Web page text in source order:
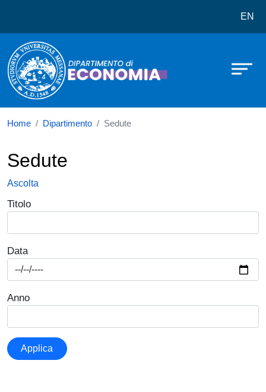
EN
Home Dipartimento Sedute
Sedute
Ascolta
Titolo
Data
Anno
Applica